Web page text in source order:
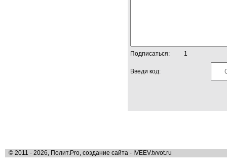
Подписаться: 1
Введи код:
© 2011 - 2026, Полит.Pro, создание сайта - IVEEV.tvvot.ru